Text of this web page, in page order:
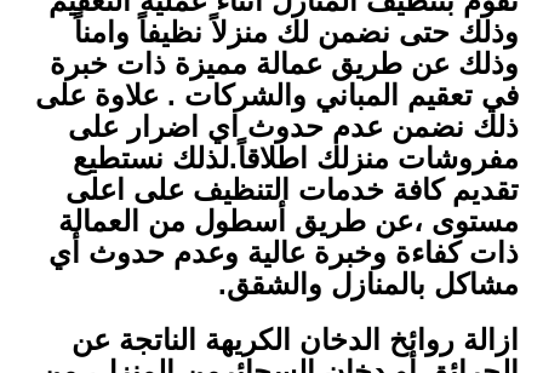
وذلك حتى نضمن لك منزلاً نظيفاً وامناً
وذلك عن طريق عمالة مميزة ذات خبرة
في تعقيم المباني والشركات . علاوة على
ذلك نضمن عدم حدوث اي اضرار على
مفروشات منزلك اطلاقاً.لذلك نستطيع
تقديم كافة خدمات التنظيف على اعلى
مستوى ،عن طريق أسطول من العمالة
ذات كفاءة وخبرة عالية وعدم حدوث أي
مشاكل بالمنازل والشقق.
ازالة روائخ الدخان الكريهة الناتجة عن